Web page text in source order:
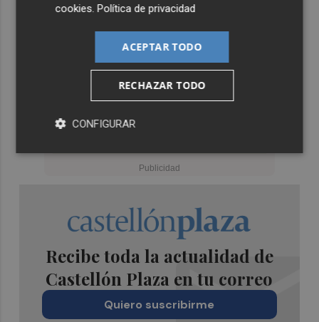
Recibe toda la actualidad de
Castellón Plaza en tu correo
Quiero suscribirme
cookies .Política de privacidad
ACEPTAR TODO
RECHAZAR TODO
CONFIGURAR